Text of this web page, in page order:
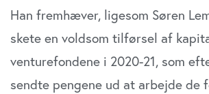
Han fremhæver, ligesom Søren
skete en voldsom tilførsel af
venturefondene i 2020-21, som
sendte pengene ud at arbejde de